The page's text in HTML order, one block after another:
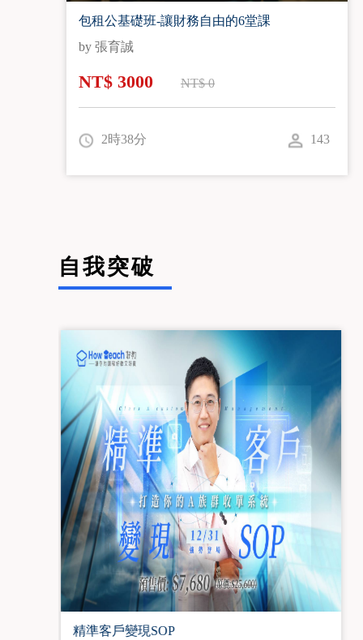
包租公基礎班-讓財務自由的6堂課
by 張育誠
NT$ 3000 NT$ 0
2時38分 143
自我突破
單親媽媽創業成功學